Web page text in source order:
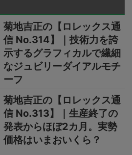
菊地吉正の【ロレックス通
信 No.314】｜技術力を誇
示するグラフィカルで繊細
なジュビリーダイアルモチ
ーフ
菊地吉正の【ロレックス通
信 No.313】｜生産終了の
発表からほぼ2カ月。実勢
価格はいまおいくら？